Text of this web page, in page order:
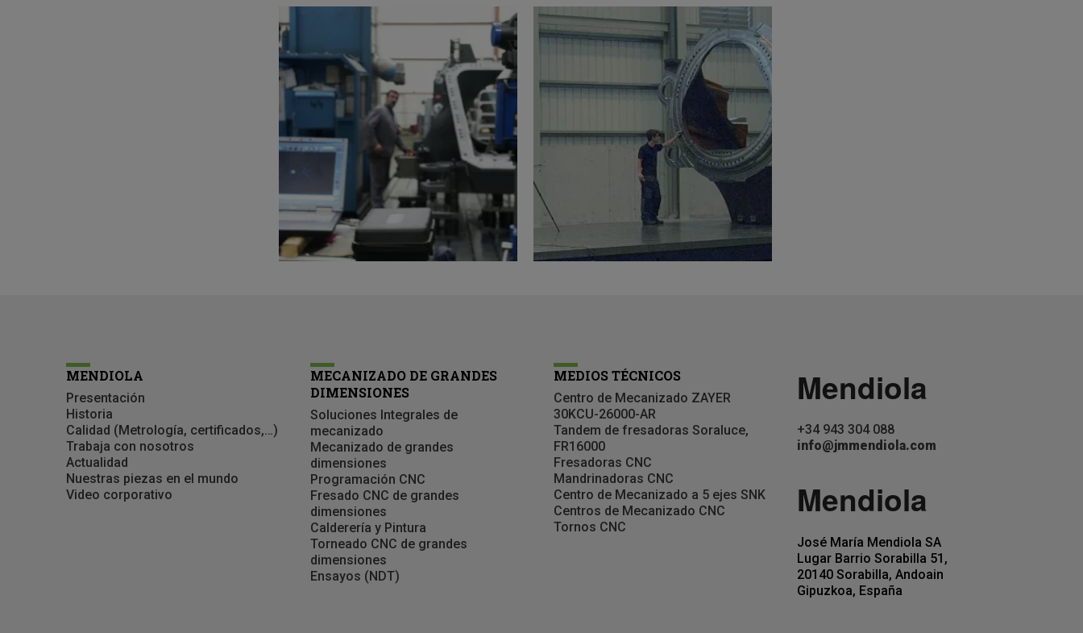
MENDIOLA
Presentación
Historia
Calidad (Metrología, certificados,…)
Trabaja con nosotros
Actualidad
Nuestras piezas en el mundo
Video corporativo
MECANIZADO DE GRANDES
DIMENSIONES
Soluciones Integrales de
mecanizado
Mecanizado de grandes
dimensiones
Programación CNC
Fresado CNC de grandes
dimensiones
Calderería y Pintura
Torneado CNC de grandes
dimensiones
Ensayos (NDT)
MEDIOS TÉCNICOS
Centro de Mecanizado ZAYER
30KCU-26000-AR
Tandem de fresadoras Soraluce,
FR16000
Fresadoras CNC
Mandrinadoras CNC
Centro de Mecanizado a 5 ejes SNK
Centros de Mecanizado CNC
Tornos CNC
Mendiola
+34 943 304 088
info@jmmendiola.com
Mendiola
José María Mendiola SA
Lugar Barrio Sorabilla 51,
20140 Sorabilla, Andoain
Gipuzkoa, España